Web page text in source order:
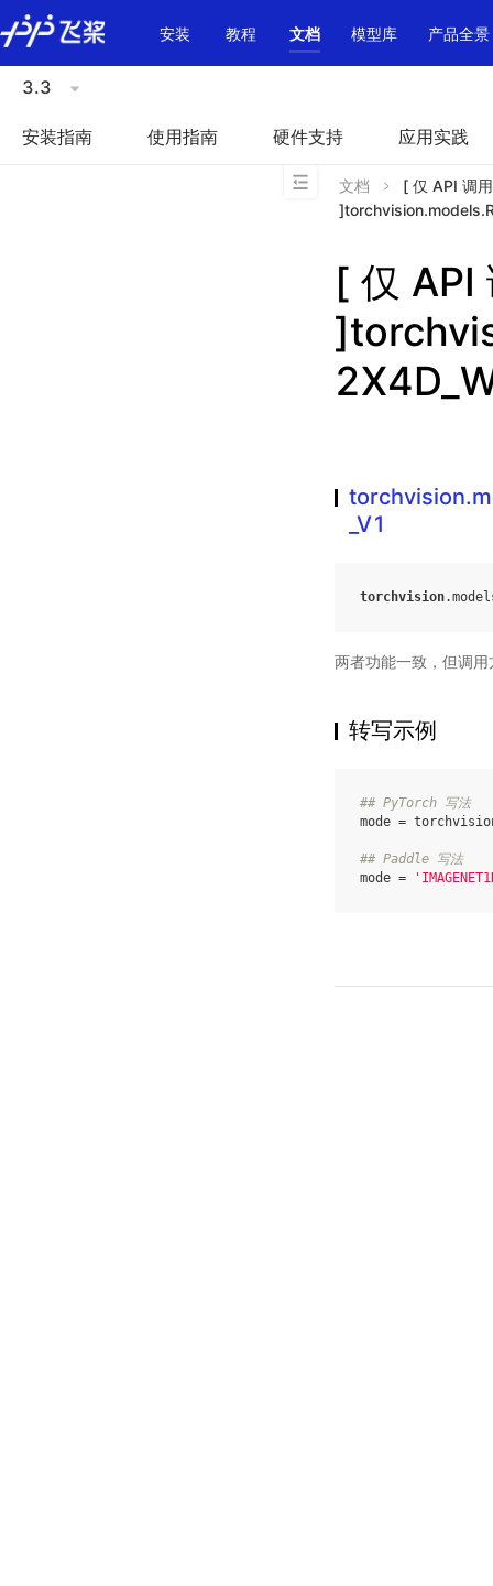
\u200E
安装
教程 文档 模型库 产品全景
3.3
安装指南 使用指南 硬件支持 应用实践
文档
[ 仅 API 调
[ 仅 API
_V1
torchvision.
两者功能一致，但调
转写示例
## PyTorch 写法
mode =
## Paddle 写法
mode =